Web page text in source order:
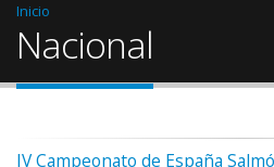
Inicio
Nacional
IV Campeonato de España